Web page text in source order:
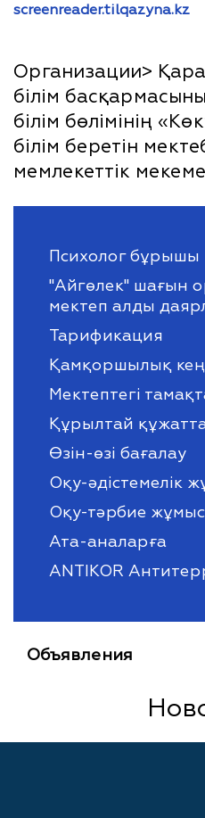
screenreader.tilqazyna.kz
Организации>
білім
білім бөлімінің
білім беретін
мемлекеттік
Психолог бұрышы
"Айгөлек" шағын
мектеп алды
Тарификация
Қамқоршылық
Мектептегі
Құрылтай
Өзін-өзі бағалау
Оқу-әдістемелік
Оқу-тәрбие
Ата-аналарға
ANTIKOR
Объявления